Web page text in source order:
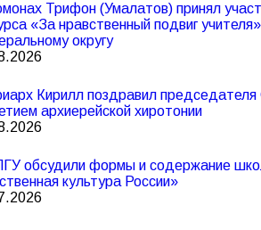
Трифон (Умалатов) принял
«За нравственный подвиг
округу
Кирилл поздравил
архиерейской хиротонии
обсудили формы и содержание
культура России»